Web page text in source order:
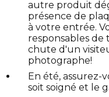
autre produit
présence de
à votre entrée.
responsables
chute d'un
photographe!
En été, assurez-
soit soigné et le